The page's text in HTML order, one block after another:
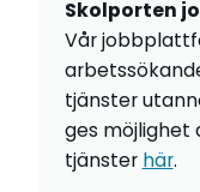
Skolporten
Vår
tjänster
ges möjlighet
tjänster här.